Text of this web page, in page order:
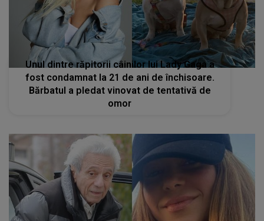
Unul dintre răpitorii câinilor lui Lady Gaga a
fost condamnat la 21 de ani de închisoare.
Bărbatul a pledat vinovat de tentativă de
omor